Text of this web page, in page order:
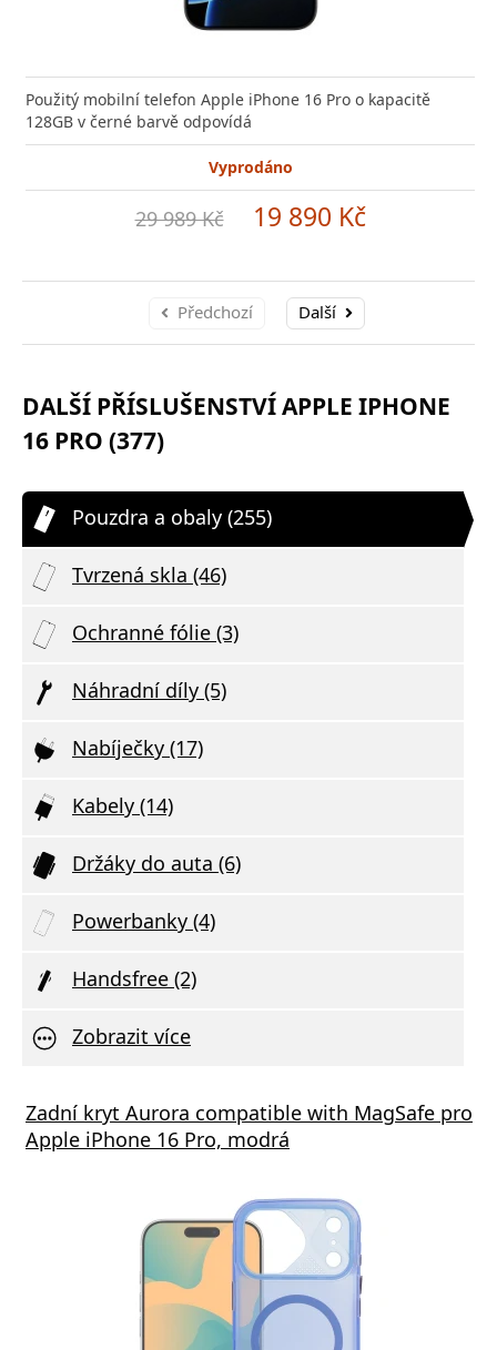
Použitý mobilní telefon Apple iPhone 16 Pro o kapacitě
128GB v černé barvě odpovídá
Vyprodáno
29 989 Kč 19 890 Kč
Předchozí Další
DALŠÍ PŘÍSLUŠENSTVÍ APPLE IPHONE
16 PRO (377)
Pouzdra a obaly (255)
Tvrzená skla (46)
Ochranné fólie (3)
Náhradní díly (5)
Nabíječky (17)
Kabely (14)
Držáky do auta (6)
Powerbanky (4)
Handsfree (2)
Zobrazit více
Zadní kryt Aurora compatible with MagSafe pro
Apple iPhone 16 Pro, modrá
nabíječka FIXED s 2xUSB výstupem, 17W
Rapid Charge, bílá